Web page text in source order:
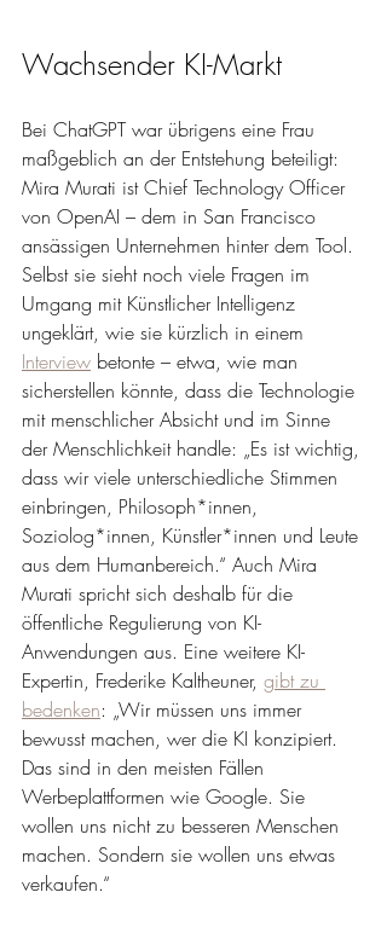
Wachsender KI-Markt
Bei ChatGPT war übrigens eine Frau
maßgeblich an der Entstehung beteiligt:
Mira Murati ist Chief Technology Officer
von OpenAI – dem in San Francisco
ansässigen Unternehmen hinter dem Tool.
Selbst sie sieht noch viele Fragen im
Umgang mit Künstlicher Intelligenz
ungeklärt, wie sie kürzlich in einem
Interview betonte – etwa, wie man
sicherstellen könnte, dass die Technologie
mit menschlicher Absicht und im Sinne
der Menschlichkeit handle: „Es ist wichtig,
dass wir viele unterschiedliche Stimmen
einbringen, Philosoph*innen,
Soziolog*innen, Künstler*innen und Leute
aus dem Humanbereich.“ Auch Mira
Murati spricht sich deshalb für die
öffentliche Regulierung von KI-
Anwendungen aus. Eine weitere KI-
Expertin, Frederike Kaltheuner, gibt zu
bedenken: „Wir müssen uns immer
bewusst machen, wer die KI konzipiert.
Das sind in den meisten Fällen
Werbeplattformen wie Google. Sie
wollen uns nicht zu besseren Menschen
machen. Sondern sie wollen uns etwas
verkaufen.“